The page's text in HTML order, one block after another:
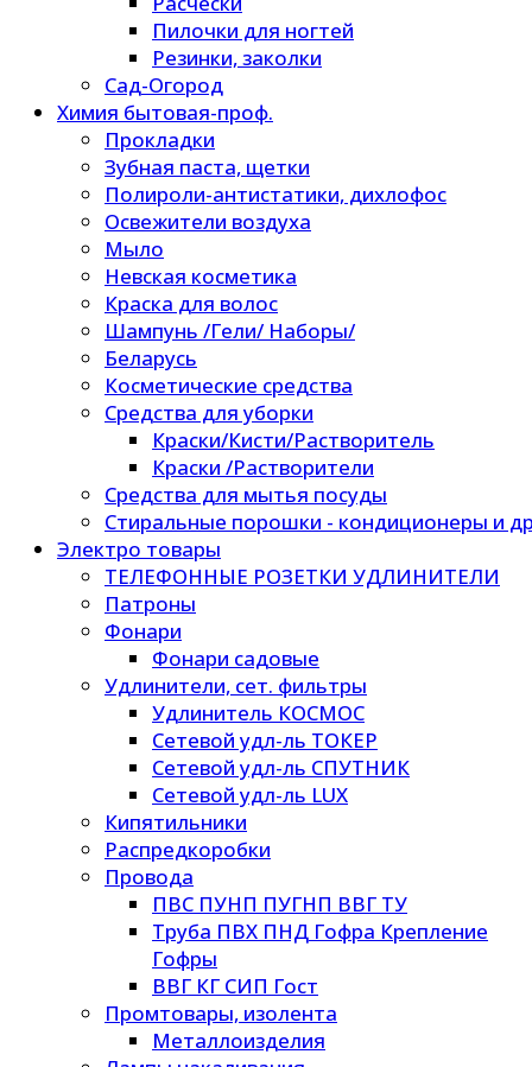
Пилочки для ногтей
Резинки, заколки
Сад-Огород
Химия бытовая-проф.
Прокладки
Зубная паста, щетки
Полироли-антистатики, дихлофос
Освежители воздуха
Мыло
Невская косметика
Краска для волос
Шампунь /Гели/ Наборы/
Беларусь
Косметические средства
Средства для уборки
Краски/Кисти/Растворитель
Краски /Растворители
Средства для мытья посуды
Стиральные порошки - кондиционеры и
Электро товары
ТЕЛЕФОННЫЕ РОЗЕТКИ УДЛИНИТЕЛИ
Патроны
Фонари
Фонари садовые
Удлинители, сет. фильтры
Удлинитель КОСМОС
Сетевой удл-ль ТОКЕР
Сетевой удл-ль СПУТНИК
Сетевой удл-ль LUX
Кипятильники
Распредкоробки
Провода
ПВС ПУНП ПУГНП ВВГ ТУ
Труба ПВХ ПНД Гофра Крепление
Гофры
ВВГ КГ СИП Гост
Промтовары, изолента
Металлоизделия